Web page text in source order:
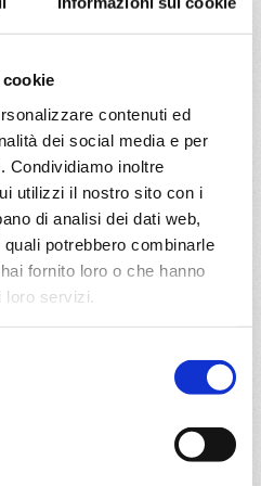
contenuti ed
dei social media e per
Condividiamo inoltre
utilizzi il nostro sito con i
di analisi dei dati web,
potrebbero combinarle
fornito loro o che hanno
servizi.
da
743
Napoli, Palermo, Valletta,